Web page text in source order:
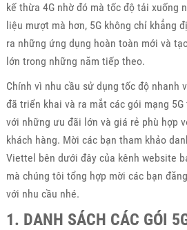
kế thừa 4G nhờ đó mà tốc độ tải xuống
liệu mượt mà hơn, 5G không chỉ khẳng
ra những ứng dụng hoàn toàn mới và
lớn trong những năm tiếp theo.
Chính vì nhu cầu sử dụng tốc độ nhanh
đã triển khai và ra mắt các gói mạng
với những ưu đãi lớn và giá rẻ phù hợp
khách hàng. Mời các bạn tham khảo
Viettel bên dưới đây của kênh website
mà chúng tôi tổng hợp mời các bạn
với nhu cầu nhé.
1. DANH SÁCH CÁC GÓI